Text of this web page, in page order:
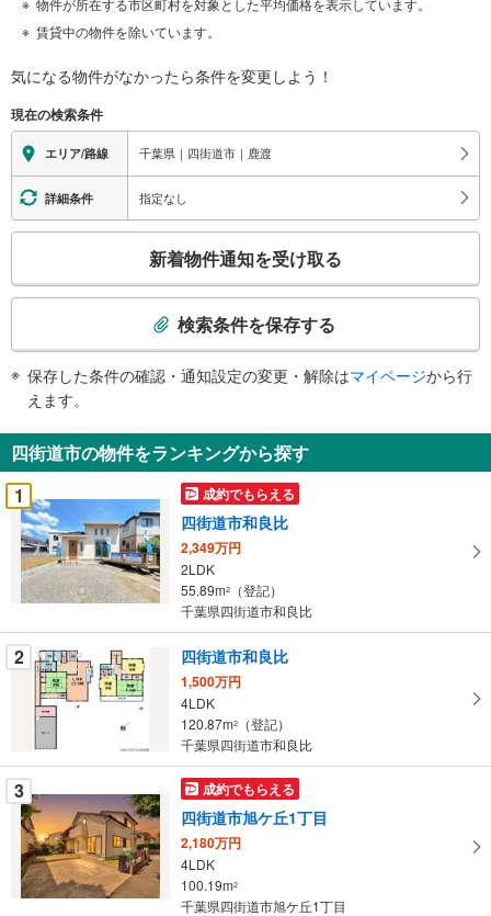
賃貸中の物件を除いています。
気になる物件がなかったら条件を変更しよう！
現在の検索条件
エリア/路線 千葉県｜四街道市｜鹿渡
詳細条件 指定なし
検
知
を
受
け
取
る
・
条
件
を
ジ
に
保
存
す
る
新着物件通知を受け取る
検索条件を保存する
保存した条件の確認・通知設定の変更・解除はマイページから行
えます。
四街道市の物件をランキングから探す
1
成約でもらえる
四街道市和良比
2,349万円
2LDK
55.89m2
（登記）
千葉県四街道市和良比
2 四街道市和良比
1,500万円
4LDK
120.87m2
（登記）
千葉県四街道市和良比
3 成約でもらえる
四街道市旭ケ丘1丁目
2,180万円
4LDK
100.19m2
千葉県四街道市旭ケ丘1丁目